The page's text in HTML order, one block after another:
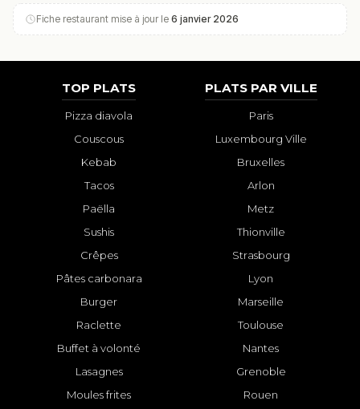
Fiche restaurant mise à jour le 6 janvier 2026
TOP PLATS
Pizza diavola
Couscous
Kebab
Tacos
Paëlla
Sushis
Crêpes
Pâtes carbonara
Burger
Raclette
Buffet à volonté
Lasagnes
Moules frites
PLATS PAR VILLE
Paris
Luxembourg Ville
Bruxelles
Arlon
Metz
Thionville
Strasbourg
Lyon
Marseille
Toulouse
Nantes
Grenoble
Rouen